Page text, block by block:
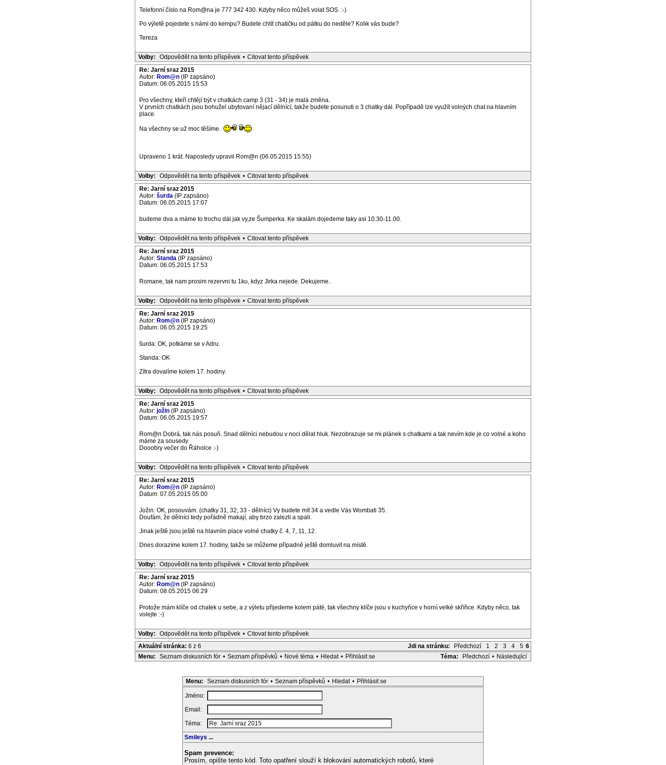
Telefonní číslo na Rom@na je 777 342 430. Kdyby něco můžeš volat SOS. :-)
Po výletě pojedete s námi do kempu? Budete chtít chatičku od pátku do neděle? Kolik vás bude?
Tereza
Volby: Odpovědět na tento příspěvek • Citovat tento příspěvek
Re: Jarní sraz 2015
Autor: Rom@n (IP zapsáno)
Datum: 06.05.2015 15:53
Pro všechny, kteří chtějí být v chatkách camp 3 (31 - 34) je malá změna.
V prvních chatkách jsou bohužel ubytovaní nějací dělnící, takže budete posunuti o 3 chatky dál. Popřípadě lze využít volných chat na hlavním
place.
Na všechny se už moc těšíme.
Upraveno 1 krát. Naposledy upravil Rom@n (06.05.2015 15:55)
Volby: Odpovědět na tento příspěvek • Citovat tento příspěvek
Re: Jarní sraz 2015
Autor: šurda (IP zapsáno)
Datum: 06.05.2015 17:07
budeme dva a máme to trochu dál jak vy,ze Šumperka. Ke skalám dojedeme taky asi 10.30-11.00.
Volby: Odpovědět na tento příspěvek • Citovat tento příspěvek
Re: Jarní sraz 2015
Autor: Standa (IP zapsáno)
Datum: 06.05.2015 17:53
Romane, tak nam prosim rezervni tu 1ku, kdyz Jirka nejede. Dekujeme..
Volby: Odpovědět na tento příspěvek • Citovat tento příspěvek
Re: Jarní sraz 2015
Autor: Rom@n (IP zapsáno)
Datum: 06.05.2015 19:25
šurda: OK, potkáme se v Adru.
Standa: OK
Zítra dovalíme kolem 17. hodiny.
Volby: Odpovědět na tento příspěvek • Citovat tento příspěvek
Re: Jarní sraz 2015
Autor: jožin (IP zapsáno)
Datum: 06.05.2015 19:57
Rom@n Dobrá, tak nás posuň. Snad dělníci nebudou v noci dělat hluk. Nezobrazuje se mi plánek s chatkami a tak nevím kde je co volné a koho
máme za sousedy
Dooobry večer do Řáholce :-)
Volby: Odpovědět na tento příspěvek • Citovat tento příspěvek
Re: Jarní sraz 2015
Autor: Rom@n (IP zapsáno)
Datum: 07.05.2015 05:00
Jožin: OK, posouvám. (chatky 31, 32, 33 - dělníci) Vy budete mít 34 a vedle Vás Wombati 35.
Doufám, že dělníci tedy pořádně makají, aby brzo zalezli a spali.
Jinak ještě jsou ještě na hlavním place volné chatky č. 4, 7, 11, 12.
Dnes dorazíme kolem 17. hodiny, takže se můžeme případně ještě domluvit na místě.
Volby: Odpovědět na tento příspěvek • Citovat tento příspěvek
Re: Jarní sraz 2015
Autor: Rom@n (IP zapsáno)
Datum: 08.05.2015 06:29
Protože mám klíče od chatek u sebe, a z výletu přijedeme kolem páté, tak všechny klíče jsou v kuchyňce v horní velké skříňce. Kdyby něco, tak
volejte :-)
Volby: Odpovědět na tento příspěvek • Citovat tento příspěvek
Jdi na stránku:
Předchozí 1 2 3 4 5 6
Aktuální stránka: 6 z 6
Téma:
Předchozí • Následující
Menu: Seznam diskusních fór • Seznam příspěvků • Nové téma • Hledat • Přihlásit se
Menu: Seznam diskusních fór • Seznam příspěvků • Hledat • Přihlásit se
Jméno:
Email:
Téma:
Smileys ...
Spam prevence:
Prosím, opište tento kód. Toto opatření slouží k blokování automatických robotů, které